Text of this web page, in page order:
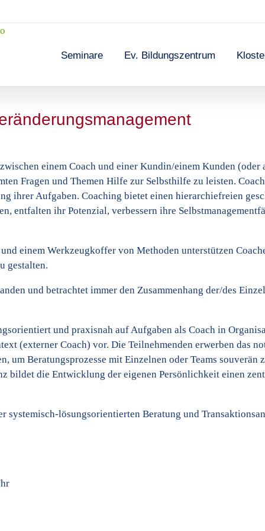
Seminare Ev. Bildungszentrum
einem Coach und einer Kundin/einem Kunden (oder
Fragen und Themen Hilfe zur Selbsthilfe zu leisten.
ihrer Aufgaben. Coaching bietet einen hierarchiefreien
entfalten ihr Potenzial, verbessern ihre
einem Werkzeugkoffer von Methoden unterstützen
gestalten.
und betrachtet immer den Zusammenhang der/des
und praxisnah auf Aufgaben als Coach in
(externer Coach) vor. Die Teilnehmenden erwerben das
um Beratungsprozesse mit Einzelnen oder Teams souverän
bildet die Entwicklung der eigenen Persönlichkeit einen
systemisch-lösungsorientierten Beratung und